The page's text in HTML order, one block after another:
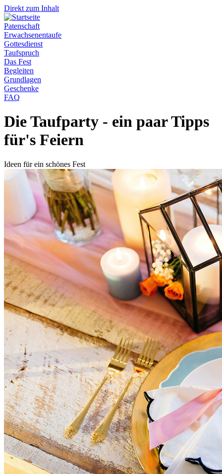
Direkt zum Inhalt
Patenschaft
Erwachsenentaufe
Gottesdienst
Taufspruch
Das Fest
Begleiten
Grundlagen
Geschenke
FAQ
Die Taufparty - ein paar Tipps
für's Feiern
Ideen für ein schönes Fest